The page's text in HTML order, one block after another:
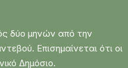
δύο μηνών από την
Επισημαίνεται ότι οι
Δημόσιο.